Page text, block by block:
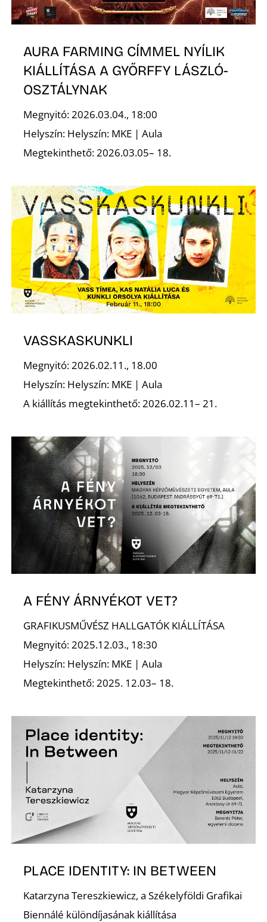
AURA FARMING CÍMMEL NYÍLIK
KIÁLLÍTÁSA A GYŐRFFY LÁSZLÓ-
OSZTÁLYNAK
Megnyitó: 2026.03.04., 18:00
Helyszín: Helyszín: MKE | Aula
Megtekinthető: 2026.03.05– 18.
VASSKASKUNKLI
Megnyitó: 2026.02.11., 18.00
Helyszín: Helyszín: MKE | Aula
A kiállítás megtekinthető: 2026.02.11– 21.
A FÉNY ÁRNYÉKOT VET?
GRAFIKUSMŰVÉSZ HALLGATÓK KIÁLLÍTÁSA
Megnyitó: 2025.12.03., 18:30
Helyszín: Helyszín: MKE | Aula
Megtekinthető: 2025. 12.03– 18.
PLACE IDENTITY: IN BETWEEN
Katarzyna Tereszkiewicz, a Székelyföldi Grafikai
Biennálé különdíjasának kiállítása